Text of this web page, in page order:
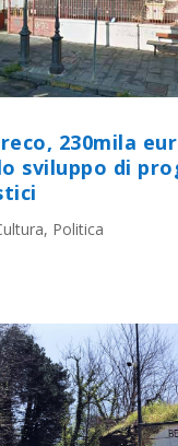
230mila
sviluppo di
, Politica